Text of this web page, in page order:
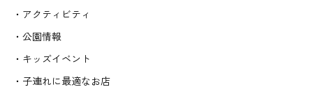
・アクティビティ
・公園情報
・キッズイベント
・子連れに最適なお店